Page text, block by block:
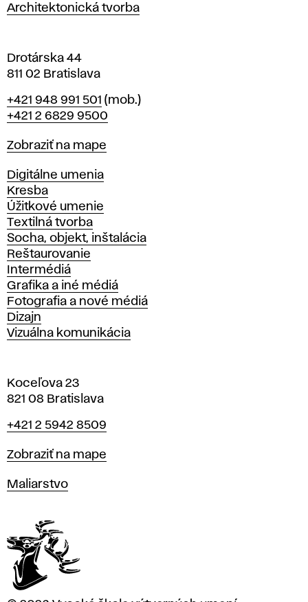
v
Architektonická tvorba
Drotárska 44
811 02 Bratislava
Telefón
+421 948 991 501 (mob.)
+421 2 6829 9500
Mapa
Zobraziť na mape
Katedry
Digitálne umenia
Kresba
Úžitkové umenie
Textilná tvorba
Socha, objekt, inštalácia
Reštaurovanie
Intermédiá
Grafika a iné médiá
Fotografia a nové médiá
Dizajn
Vizuálna komunikácia
Koceľova 23
821 08 Bratislava
Telefón
+421 2 5942 8509
Mapa
Zobraziť na mape
Katedry
Maliarstvo